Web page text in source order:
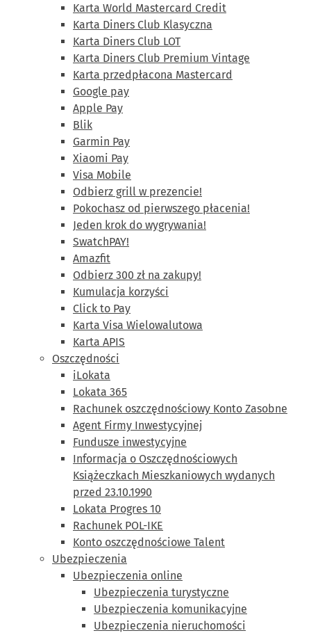
Karta World Mastercard Credit
Karta Diners Club Klasyczna
Karta Diners Club LOT
Karta Diners Club Premium Vintage
Karta przedpłacona Mastercard
Google pay
Apple Pay
Blik
Garmin Pay
Xiaomi Pay
Visa Mobile
Odbierz grill w prezencie!
Pokochasz od pierwszego płacenia!
Jeden krok do wygrywania!
SwatchPAY!
Amazfit
Odbierz 300 zł na zakupy!
Kumulacja korzyści
Click to Pay
Karta Visa Wielowalutowa
Karta APIS
Oszczędności
iLokata
Lokata 365
Rachunek oszczędnościowy Konto Zasobne
Agent Firmy Inwestycyjnej
Fundusze inwestycyjne
Informacja o Oszczędnościowych
Książeczkach Mieszkaniowych wydanych
przed 23.10.1990
Lokata Progres 10
Rachunek POL-IKE
Konto oszczędnościowe Talent
Ubezpieczenia
Ubezpieczenia online
Ubezpieczenia turystyczne
Ubezpieczenia komunikacyjne
Ubezpieczenia nieruchomości